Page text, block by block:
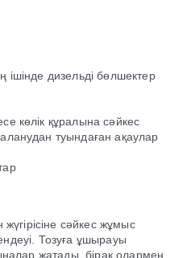
дизельді бөлшектер
көлік құралына сәйкес
туындаған ақаулар
сәйкес жұмыс
Тозуға ұшырауы
жатады, бірақ олармен